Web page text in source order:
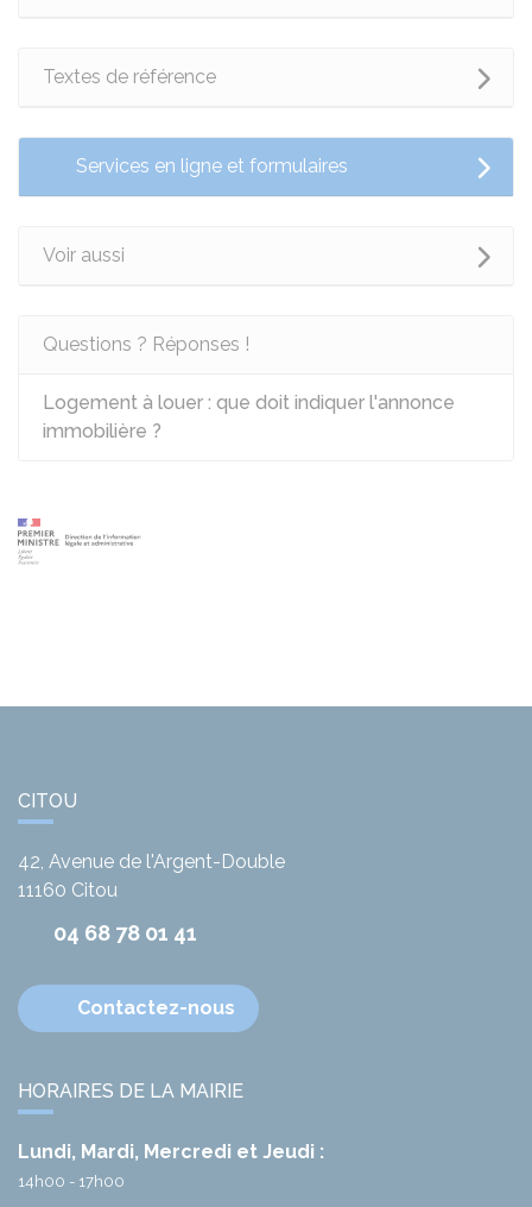
Textes de référence
Services en ligne et formulaires
Voir aussi
Questions ? Réponses !
Logement à louer : que doit indiquer l'annonce
immobilière ?
CITOU
42, Avenue de l'Argent-Double
11160 Citou
04 68 78 01 41
Contactez-nous
HORAIRES DE LA MAIRIE
Lundi, Mardi, Mercredi et Jeudi :
14h00 - 17h00